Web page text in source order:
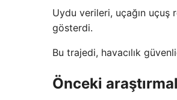
Uydu verileri, uçağın uçuş
gösterdi.
Bu trajedi, havacılık
Önceki